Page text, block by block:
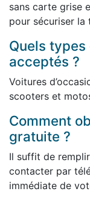
sans carte grise
pour sécuriser la
Quels
acceptés ?
Voitures
scooters et
Comment
gratuite ?
Il suffit de
contacter par
immédiate de